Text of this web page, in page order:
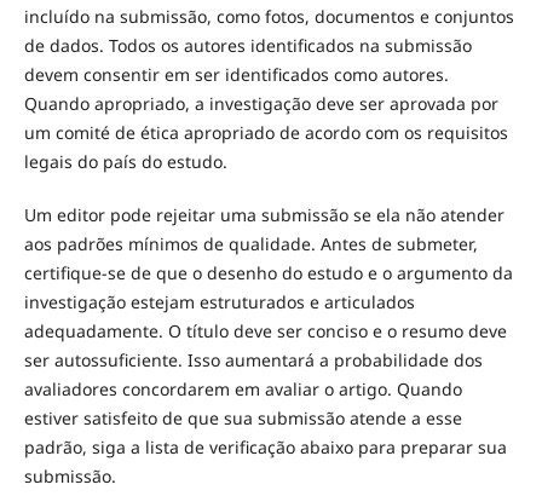
incluído na submissão, como fotos, documentos e conjuntos
de dados. Todos os autores identificados na submissão
devem consentir em ser identificados como autores.
Quando apropriado, a investigação deve ser aprovada por
um comité de ética apropriado de acordo com os requisitos
legais do país do estudo.
Um editor pode rejeitar uma submissão se ela não atender
aos padrões mínimos de qualidade. Antes de submeter,
certifique-se de que o desenho do estudo e o argumento da
investigação estejam estruturados e articulados
adequadamente. O título deve ser conciso e o resumo deve
ser autossuficiente. Isso aumentará a probabilidade dos
avaliadores concordarem em avaliar o artigo. Quando
estiver satisfeito de que sua submissão atende a esse
padrão, siga a lista de verificação abaixo para preparar sua
submissão.